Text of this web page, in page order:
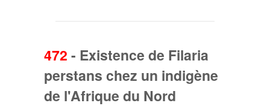
472 - Existence de Filaria
perstans chez un indigène
de l'Afrique du Nord